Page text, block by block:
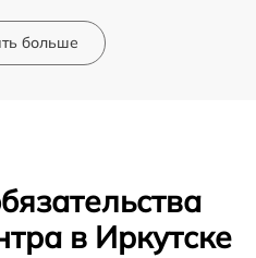
больше
в Иркутске